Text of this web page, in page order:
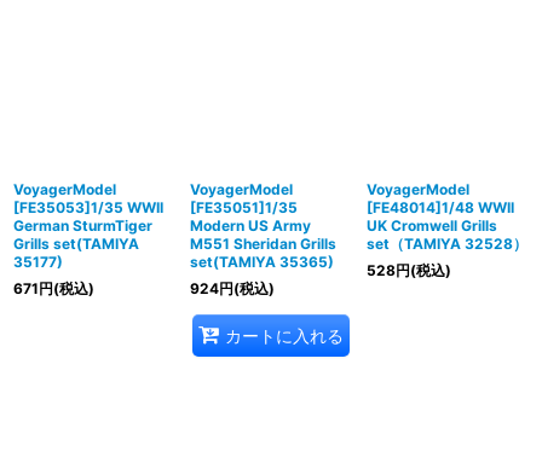
VoyagerModel
[FE35053]1/35 WWII
German SturmTiger
Grills set(TAMIYA
35177)
671円(税込)
VoyagerModel
[FE35051]1/35
Modern US Army
M551 Sheridan Grills
set(TAMIYA 35365)
924円(税込)
カートに入れる
VoyagerModel
[FE48014]1/48 WWII
UK Cromwell Grills
set（TAMIYA 32528）
528円(税込)